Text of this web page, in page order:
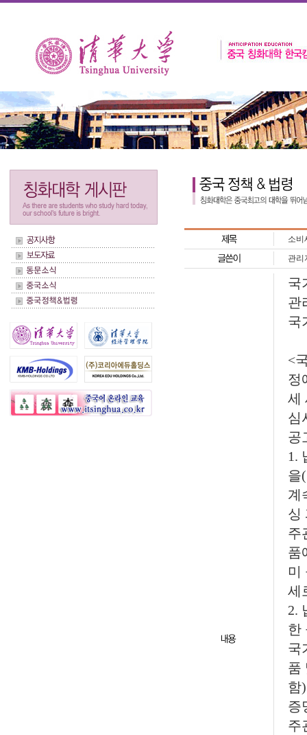
소비
관리
국
관
국
<
정
세
심
공
1.
을
계
싱
주
품
미
세
2.
한
국
품
함
증
주